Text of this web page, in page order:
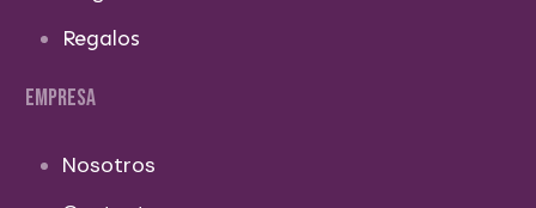
Regalos
EMPRESA
Nosotros